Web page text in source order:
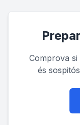
Comprova
és